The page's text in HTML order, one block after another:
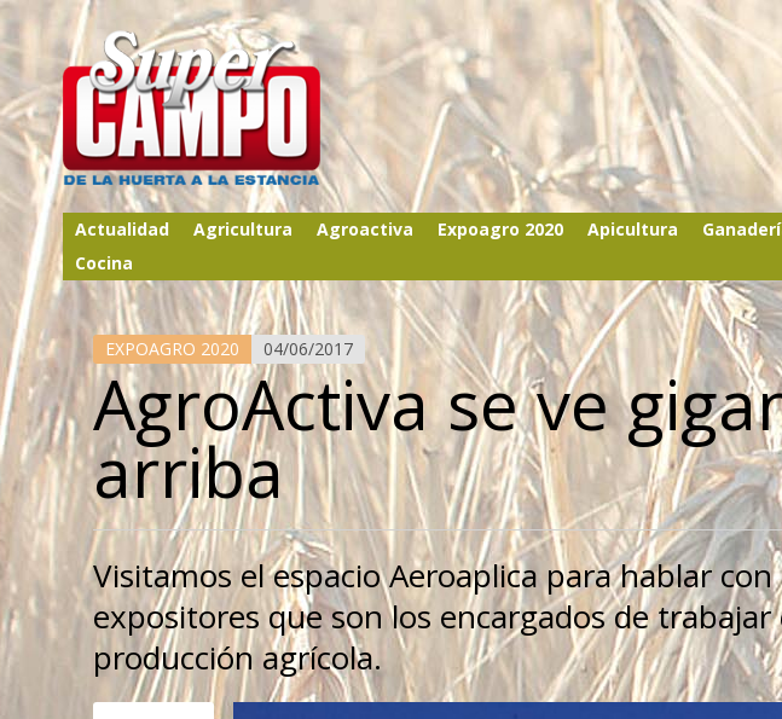
Actualidad Agricultura Agroactiva Expoagro 2020 Apicultura
Cocina
EXPOAGRO 2020 04/06/2017
AgroActiva se ve
arriba
Visitamos el espacio Aeroaplica para hablar
expositores que son los encargados de
producción agrícola.